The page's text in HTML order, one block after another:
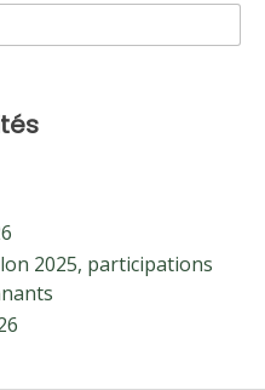
2025, participations